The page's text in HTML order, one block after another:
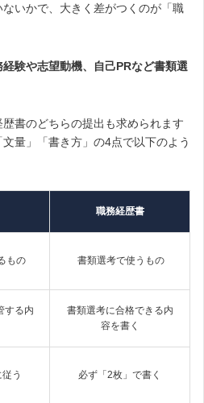
いかで、大きく差がつくのが「職
経験や志望動機、自己PRなど書類選
書のどちらの提出も求められます
量」「書き方」の4点で以下のよう
職務経歴書
もの 書類選考で使うもの
する内
書類選考に合格できる内
容を書く
う 必ず「2枚」で書く